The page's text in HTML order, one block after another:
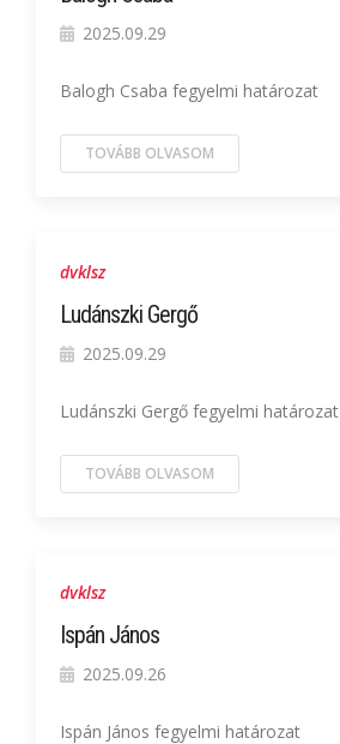
2025.09.29
Balogh Csaba fegyelmi határozat
TOVÁBB OLVASOM
dvklsz
Ludánszki Gergő
2025.09.29
Ludánszki Gergő fegyelmi határozat
TOVÁBB OLVASOM
dvklsz
Ispán János
2025.09.26
Ispán János fegyelmi határozat